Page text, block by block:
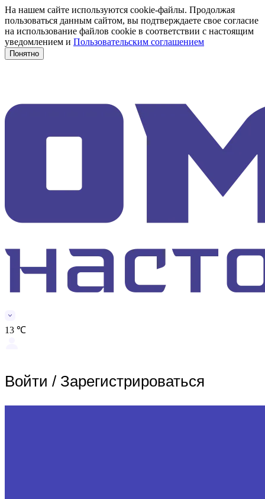
На нашем сайте используются cookie-файлы. Продолжая
пользоваться данным сайтом, вы подтверждаете свое согласие
на использование файлов cookie в соответствии с настоящим
уведомлением и Пользовательским соглашением
Понятно
13 ℃
Войти / Зарегистрироваться